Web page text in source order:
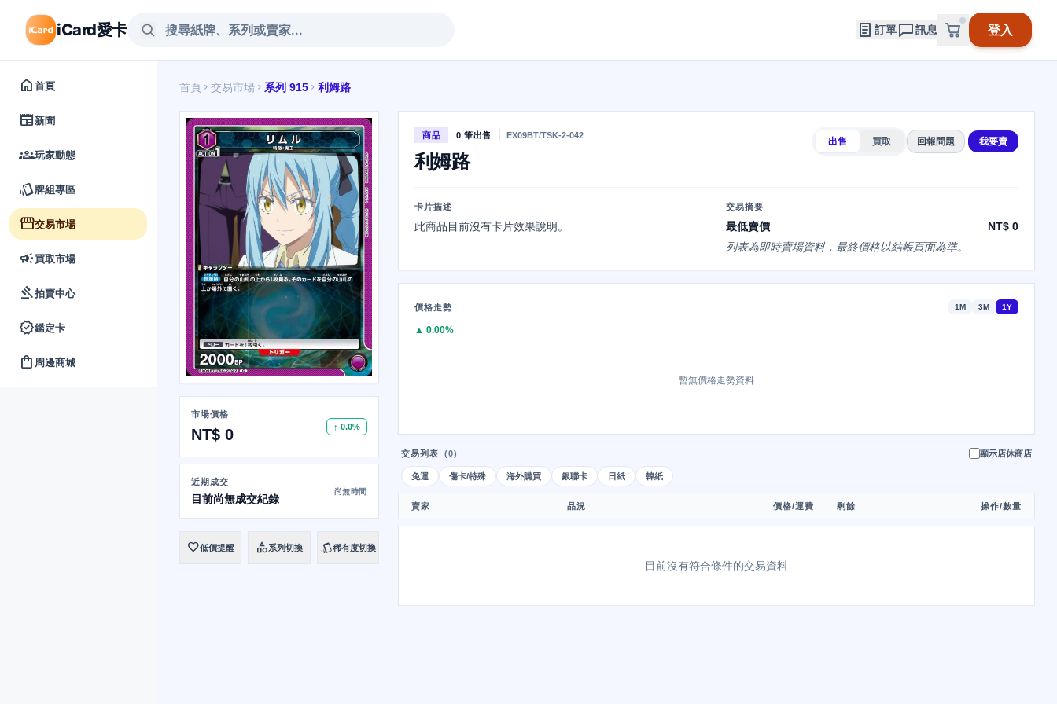
iCard愛卡 訂單 訊息 登入
home首頁
newspaper新聞
groups玩家動態
style牌組專區
storefront交易市場
campaign買取市場
gavel拍賣中心
verified鑑定卡
shopping_bag 周邊商城
首頁 chevron_right 交易市場 chevron_right 系列 915 chevron_right 利姆路
市場價格
NT$ 0 ↑ 0.0%
近期成交
目前尚無成交紀錄
尚無時間
favorite低價提醒 category系列切換 style稀有度切換
商品 0 筆出售 EX09BT/TSK-2-042
利姆路
出售 買取 回報問題 我要賣
卡片描述
此商品目前沒有卡片效果說明。
交易摘要
最低賣價
NT$ 0
列表為即時賣場資料，最終價格以結帳頁面為準。
價格走勢 1M 3M 1Y
▲ 0.00%
暫無價格走勢資料
交易列表 (0) 顯示店休商店
免運 傷卡/特殊 海外購買 銀聯卡 日紙 韓紙
賣家 品況 價格/運費 剩餘 操作/數量
目前沒有符合條件的交易資料